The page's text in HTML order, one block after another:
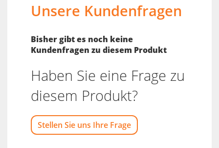
Unsere Kundenfragen
Bisher gibt es noch keine
Kundenfragen zu diesem Produkt
Haben Sie eine Frage zu
diesem Produkt?
Stellen Sie uns Ihre Frage